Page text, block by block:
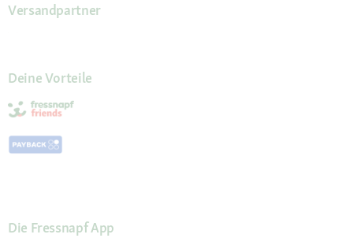
Versandpartner
Deine Vorteile
Die Fressnapf App